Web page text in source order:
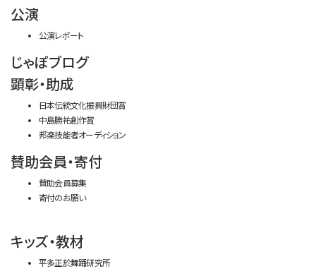
公演
公演レポート
じゃぽブログ
顕彰・助成
日本伝統文化振興財団賞
中島勝祐創作賞
邦楽技能者オーディション
賛助会員・寄付
賛助会員募集
寄付のお願い
キッズ・教材
平多正於舞踊研究所